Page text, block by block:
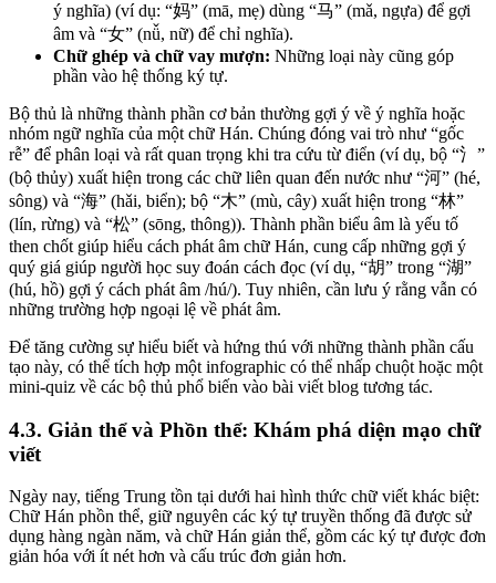
ý nghĩa) (ví dụ: “妈” (mā, mẹ) dùng “马” (mǎ, ngựa) để gợi
âm và “女” (nǚ, nữ) để chỉ nghĩa).
Chữ ghép và chữ vay mượn: Những loại này cũng góp
phần vào hệ thống ký tự.
Bộ thủ là những thành phần cơ bản thường gợi ý về ý nghĩa hoặc
nhóm ngữ nghĩa của một chữ Hán. Chúng đóng vai trò như “gốc
rễ” để phân loại và rất quan trọng khi tra cứu từ điển (ví dụ, bộ “氵”
(bộ thủy) xuất hiện trong các chữ liên quan đến nước như “河” (hé,
sông) và “海” (hǎi, biển); bộ “木” (mù, cây) xuất hiện trong “林”
(lín, rừng) và “松” (sōng, thông)). Thành phần biểu âm là yếu tố
then chốt giúp hiểu cách phát âm chữ Hán, cung cấp những gợi ý
quý giá giúp người học suy đoán cách đọc (ví dụ, “胡” trong “湖”
(hú, hồ) gợi ý cách phát âm /hú/). Tuy nhiên, cần lưu ý rằng vẫn có
những trường hợp ngoại lệ về phát âm.
Để tăng cường sự hiểu biết và hứng thú với những thành phần cấu
tạo này, có thể tích hợp một infographic có thể nhấp chuột hoặc một
mini-quiz về các bộ thủ phổ biến vào bài viết blog tương tác.
4.3. Giản thể và Phồn thể: Khám phá diện mạo chữ
viết
Ngày nay, tiếng Trung tồn tại dưới hai hình thức chữ viết khác biệt:
Chữ Hán phồn thể, giữ nguyên các ký tự truyền thống đã được sử
dụng hàng ngàn năm, và chữ Hán giản thể, gồm các ký tự được đơn
giản hóa với ít nét hơn và cấu trúc đơn giản hơn.